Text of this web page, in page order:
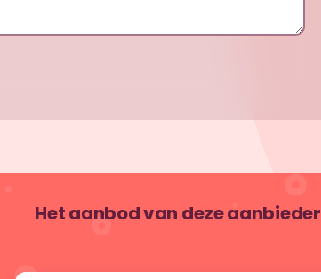
Het aanbod van deze aanbieder